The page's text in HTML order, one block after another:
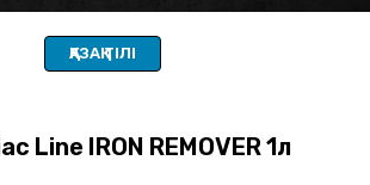
ҚАЗАҚ ТІЛІ
Line IRON REMOVER 1л